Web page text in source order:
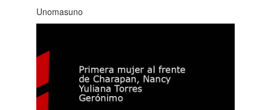
Unomasuno